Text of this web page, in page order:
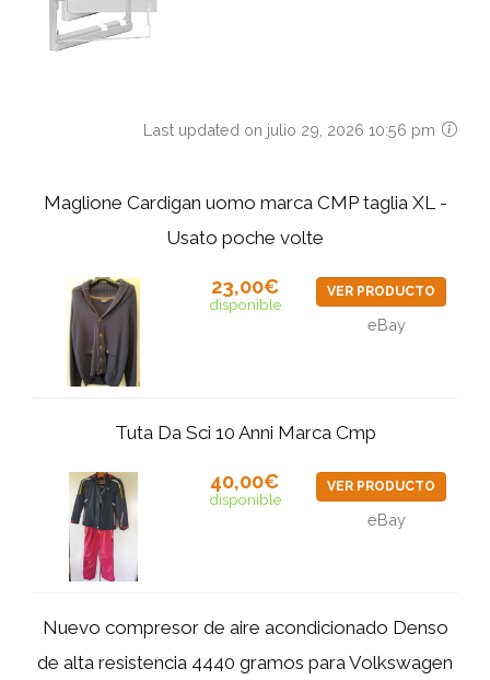
Last updated on julio 29, 2026 10:56 pm
Maglione Cardigan uomo marca CMP taglia XL -
Usato poche volte
23,00€
disponible
VER PRODUCTO
eBay
Tuta Da Sci 10 Anni Marca Cmp
40,00€
disponible
VER PRODUCTO
eBay
Nuevo compresor de aire acondicionado Denso
de alta resistencia 4440 gramos para Volkswagen